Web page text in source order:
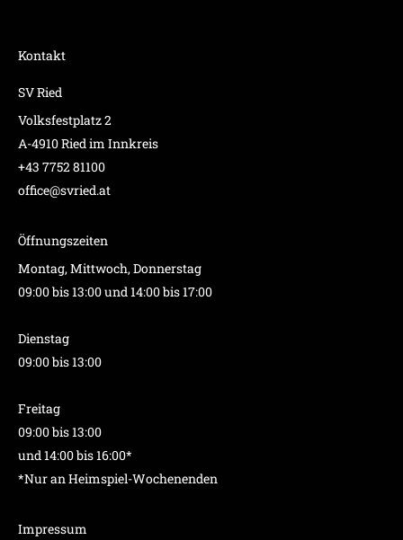
Kontakt
SV Ried
Volksfestplatz 2
A-4910 Ried im Innkreis
+43 7752 81100
office@svried.at
Öffnungszeiten
Montag, Mittwoch, Donnerstag
09:00 bis 13:00 und 14:00 bis 17:00
Dienstag
09:00 bis 13:00
Freitag
09:00 bis 13:00
und 14:00 bis 16:00*
*Nur an Heimspiel-Wochenenden
Impressum